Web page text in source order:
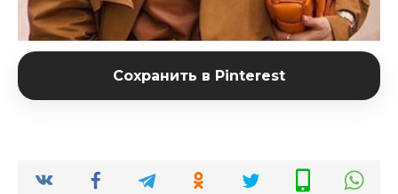
Сохранить в Pinterest